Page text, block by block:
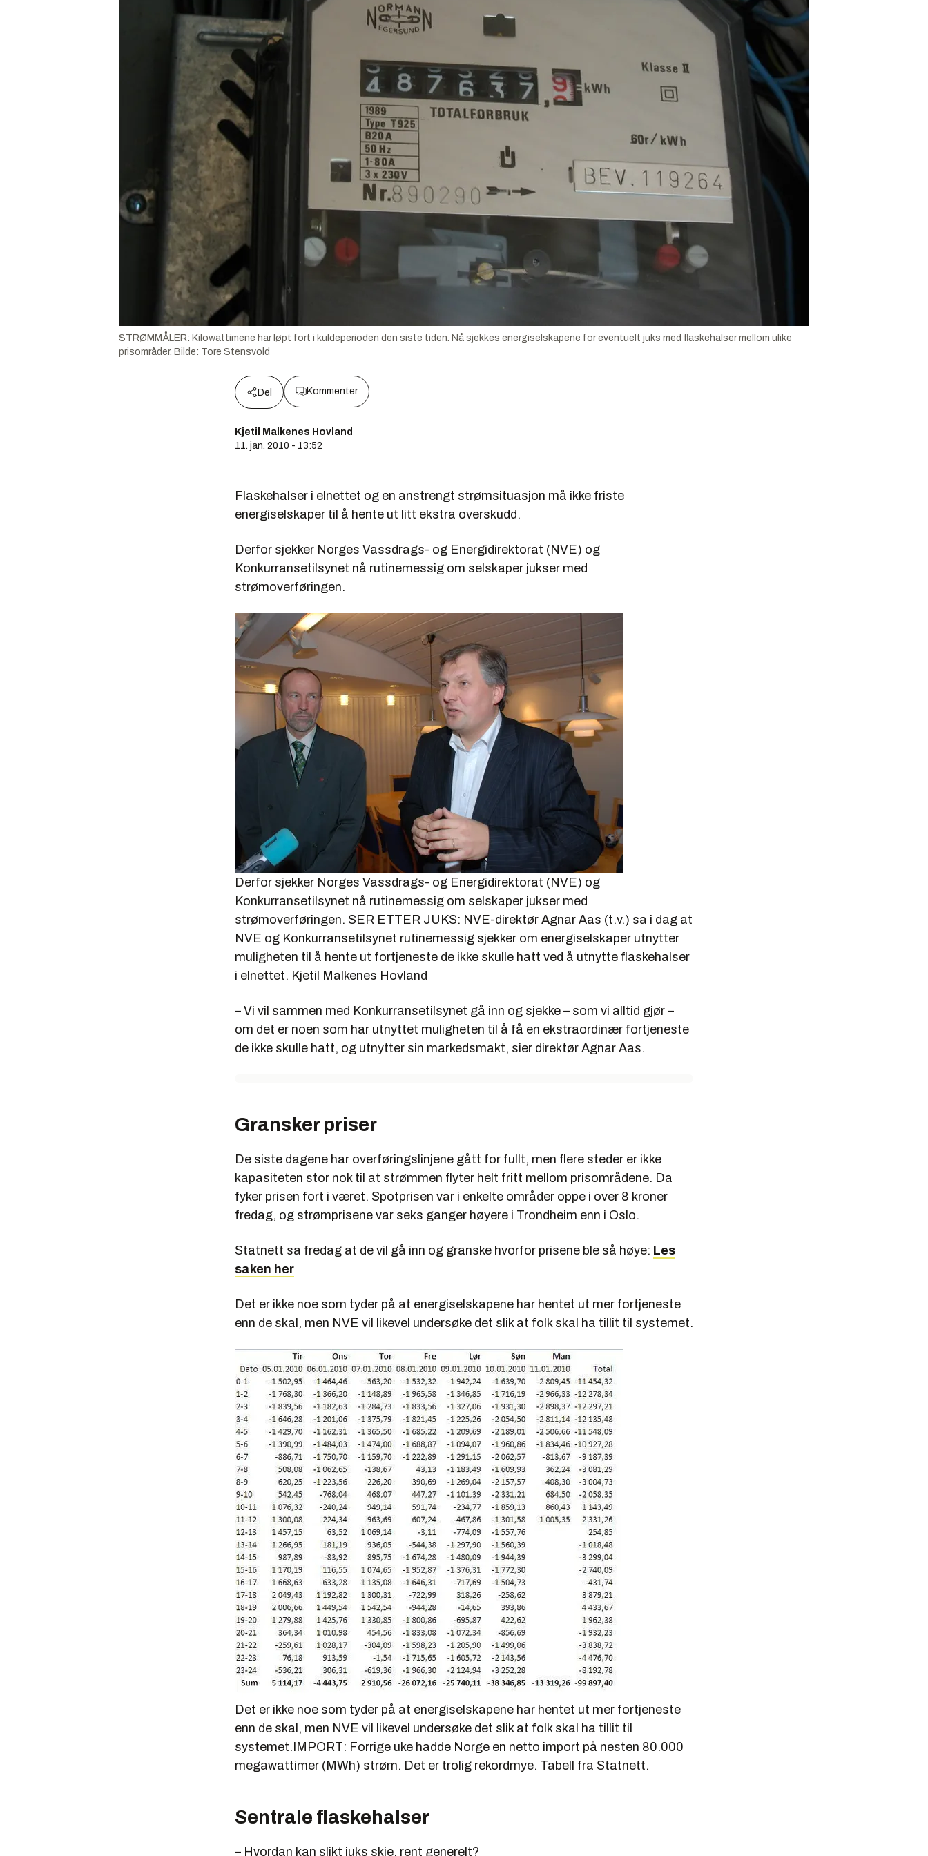
STRØMMÅLER: Kilowattimene har løpt fort i kuldeperioden den siste tiden. Nå sjekkes energiselskapene for eventuelt juks med flaskehalser mellom ulike
prisområder. Bilde: Tore Stensvold
Del Kommenter
Kjetil Malkenes Hovland
11. jan. 2010 - 13:52
Flaskehalser i elnettet og en anstrengt strømsituasjon må ikke friste
energiselskaper til å hente ut litt ekstra overskudd.
Derfor sjekker Norges Vassdrags- og Energidirektorat (NVE) og
Konkurransetilsynet nå rutinemessig om selskaper jukser med
strømoverføringen.
Derfor sjekker Norges Vassdrags- og Energidirektorat (NVE) og
Konkurransetilsynet nå rutinemessig om selskaper jukser med
strømoverføringen. SER ETTER JUKS: NVE-direktør Agnar Aas (t.v.) sa i dag at
NVE og Konkurransetilsynet rutinemessig sjekker om energiselskaper utnytter
muligheten til å hente ut fortjeneste de ikke skulle hatt ved å utnytte flaskehalser
i elnettet. Kjetil Malkenes Hovland
– Vi vil sammen med Konkurransetilsynet gå inn og sjekke – som vi alltid gjør –
om det er noen som har utnyttet muligheten til å få en ekstraordinær fortjeneste
de ikke skulle hatt, og utnytter sin markedsmakt, sier direktør Agnar Aas.
Gransker priser
De siste dagene har overføringslinjene gått for fullt, men flere steder er ikke
kapasiteten stor nok til at strømmen flyter helt fritt mellom prisområdene. Da
fyker prisen fort i været. Spotprisen var i enkelte områder oppe i over 8 kroner
fredag, og strømprisene var seks ganger høyere i Trondheim enn i Oslo.
Statnett sa fredag at de vil gå inn og granske hvorfor prisene ble så høye: Les
saken her
Det er ikke noe som tyder på at energiselskapene har hentet ut mer fortjeneste
enn de skal, men NVE vil likevel undersøke det slik at folk skal ha tillit til systemet.
Det er ikke noe som tyder på at energiselskapene har hentet ut mer fortjeneste
enn de skal, men NVE vil likevel undersøke det slik at folk skal ha tillit til
systemet.IMPORT: Forrige uke hadde Norge en netto import på nesten 80.000
megawattimer (MWh) strøm. Det er trolig rekordmye. Tabell fra Statnett.
Sentrale flaskehalser
– Hvordan kan slikt juks skje, rent generelt?